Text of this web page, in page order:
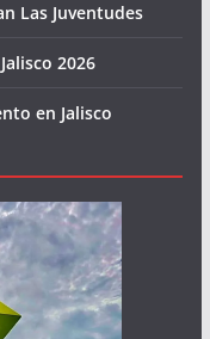
Las Juventudes
2026
en Jalisco